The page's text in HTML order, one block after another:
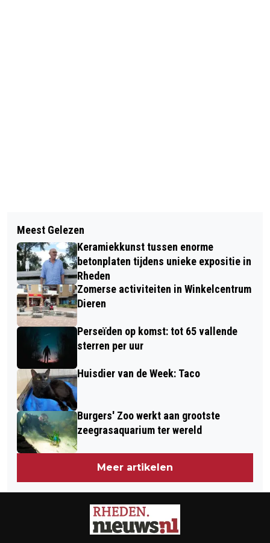
DREAMFIELDS PRESENTEERT
VOLLEDIGE LINE-UP VOOR ZATERDAG
9 JULI 2022
BEVRIJDING VELP 77 JAAR GELEDEN
HERDACHT
Meest Gelezen
Keramiekkunst tussen enorme
betonplaten tijdens unieke expositie in
Rheden
Zomerse activiteiten in Winkelcentrum
Dieren
Perseïden op komst: tot 65 vallende
sterren per uur
Huisdier van de Week: Taco
Burgers' Zoo werkt aan grootste
zeegrasaquarium ter wereld
Meer artikelen